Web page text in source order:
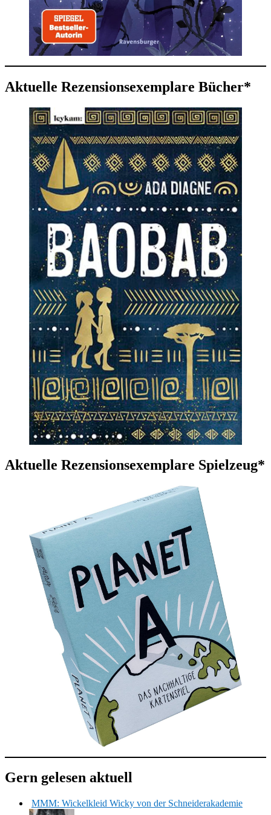
Aktuelle Rezensionsexemplare Bücher*
Aktuelle Rezensionsexemplare Spielzeug*
Gern gelesen aktuell
MMM: Wickelkleid Wicky von der Schneiderakademie